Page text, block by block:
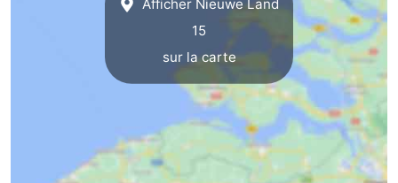
Afficher Nieuwe Land
15
sur la carte